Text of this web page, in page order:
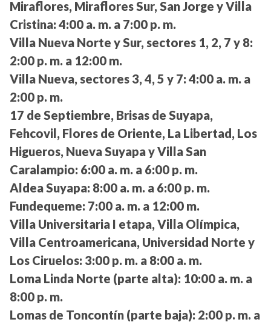
Miraflores, Miraflores Sur, San Jorge y Villa
Cristina: 4:00 a. m. a 7:00 p. m.
Villa Nueva Norte y Sur, sectores 1, 2, 7 y 8:
2:00 p. m. a 12:00 m.
Villa Nueva, sectores 3, 4, 5 y 7: 4:00 a. m. a
2:00 p. m.
17 de Septiembre, Brisas de Suyapa,
Fehcovil, Flores de Oriente, La Libertad, Los
Higueros, Nueva Suyapa y Villa San
Caralampio: 6:00 a. m. a 6:00 p. m.
Aldea Suyapa: 8:00 a. m. a 6:00 p. m.
Fundequeme: 7:00 a. m. a 12:00 m.
Villa Universitaria I etapa, Villa Olímpica,
Villa Centroamericana, Universidad Norte y
Los Ciruelos: 3:00 p. m. a 8:00 a. m.
Loma Linda Norte (parte alta): 10:00 a. m. a
8:00 p. m.
Lomas de Toncontín (parte baja): 2:00 p. m. a